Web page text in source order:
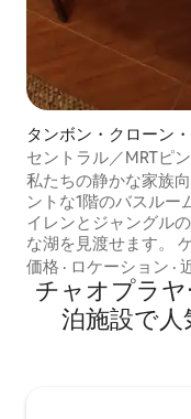
タンボン・クローン
の個室
セントラル／MRTピ
かなゲスト専用スイ
私たちの静かな家族
ントな1階のバスルー
イレンとジャングル
な湖を見渡せます。 ゲストは一様に、ベ
ッドは今までで一番
います。遮光カーテ
付きの専用バスルー
ニバーサルソケット
価格 · ロケーション ·
チャオプラ
泊施設で